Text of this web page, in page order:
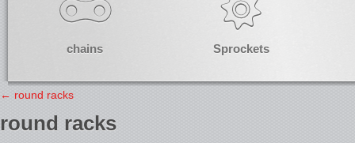
chains Sprockets
← round racks
round racks